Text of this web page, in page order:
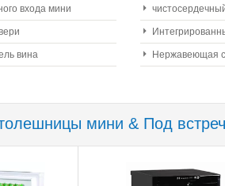
входа мини
вина
Нержавеющая
мини & Под